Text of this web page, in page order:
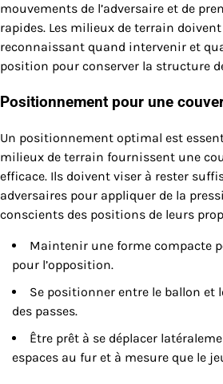
mouvements de l’adversaire et de
rapides. Les milieux de terrain
reconnaissant quand intervenir et
position pour conserver la structure
Positionnement pour une
Un positionnement optimal est
milieux de terrain fournissent une
efficace. Ils doivent viser à rester
adversaires pour appliquer de la
conscients des positions de leurs
Maintenir une forme compacte
pour l’opposition.
Se positionner entre le ballon et
des passes.
Être prêt à se déplacer
espaces au fur et à mesure que le